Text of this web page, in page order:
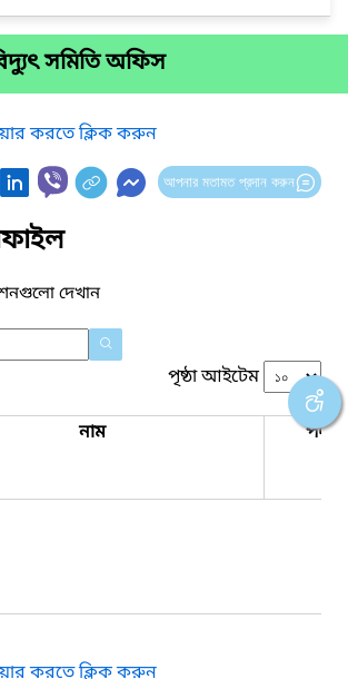
সমিতি অফিস
করতে ক্লিক করুন
আপনার মতামত প্রদান করুন
দেখান
পৃষ্ঠা আইটেম
নাম পদবি
করতে ক্লিক করুন